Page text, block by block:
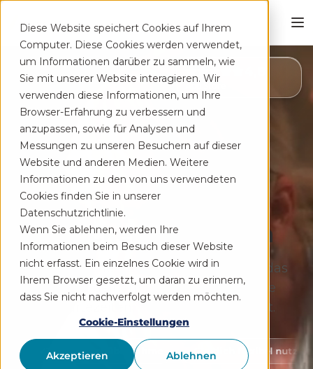
Diese Website speichert Cookies auf Ihrem
Computer. Diese Cookies werden verwendet,
um Informationen darüber zu sammeln, wie
Sie mit unserer Website interagieren. Wir
verwenden diese Informationen, um Ihre
Browser-Erfahrung zu verbessern und
anzupassen, sowie für Analysen und
Messungen zu unseren Besuchern auf dieser
Website und anderen Medien. Weitere
Informationen zu den von uns verwendeten
Cookies finden Sie in unserer
Datenschutzrichtlinie.
Wenn Sie ablehnen, werden Ihre
Informationen beim Besuch dieser Website
nicht erfasst. Ein einzelnes Cookie wird in
Ihrem Browser gesetzt, um daran zu erinnern,
dass Sie nicht nachverfolgt werden möchten.
Cookie-Einstellungen
Akzeptieren Ablehnen
Deine App auf Rezept
bei Rücken­schmerzen
Therapeutisches Training für zu Hause, das
sich flexibel deinem Alltag anpasst. Ohne
lange Wartezeiten, kostenfrei auf Rezept.
Kostenübernahme Zeitlich flexibel nutzbar